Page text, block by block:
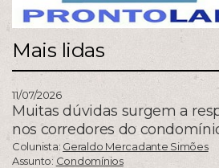
Mais lidas
11/07/2026
Muitas dúvidas surgem a
nos corredores do
Colunista: Geraldo Mercadante Simões
Assunto: Condomínios